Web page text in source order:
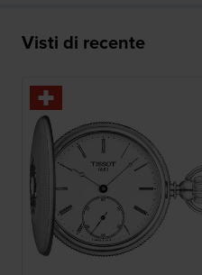
Visti di recente